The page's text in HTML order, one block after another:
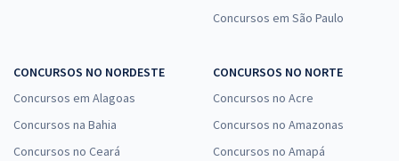
Concursos em São Paulo
CONCURSOS NO NORDESTE
Concursos em Alagoas
Concursos na Bahia
Concursos no Ceará
CONCURSOS NO NORTE
Concursos no Acre
Concursos no Amazonas
Concursos no Amapá